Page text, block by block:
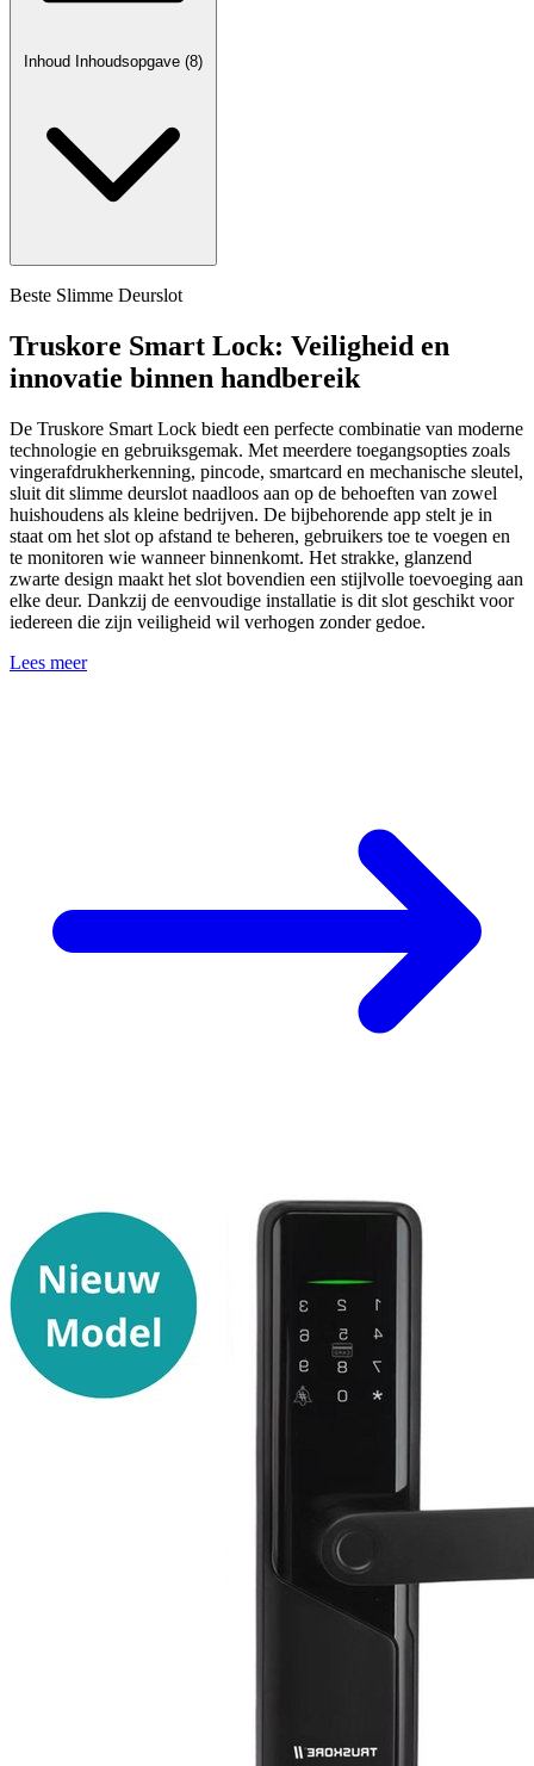
Inhoud Inhoudsopgave (8)
Beste Slimme Deurslot
Truskore Smart Lock: Veiligheid en
innovatie binnen handbereik
De Truskore Smart Lock biedt een perfecte combinatie van moderne
technologie en gebruiksgemak. Met meerdere toegangsopties zoals
vingerafdrukherkenning, pincode, smartcard en mechanische sleutel,
sluit dit slimme deurslot naadloos aan op de behoeften van zowel
huishoudens als kleine bedrijven. De bijbehorende app stelt je in
staat om het slot op afstand te beheren, gebruikers toe te voegen en
te monitoren wie wanneer binnenkomt. Het strakke, glanzend
zwarte design maakt het slot bovendien een stijlvolle toevoeging aan
elke deur. Dankzij de eenvoudige installatie is dit slot geschikt voor
iedereen die zijn veiligheid wil verhogen zonder gedoe.
Lees meer